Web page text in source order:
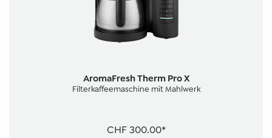
AromaFresh Therm Pro X
Filterkaffeemaschine mit Mahlwerk
CHF 300.00*